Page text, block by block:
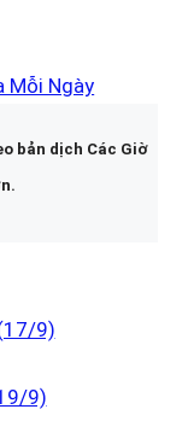
Mỗi Ngày
bản dịch Các Giờ
9)
9)